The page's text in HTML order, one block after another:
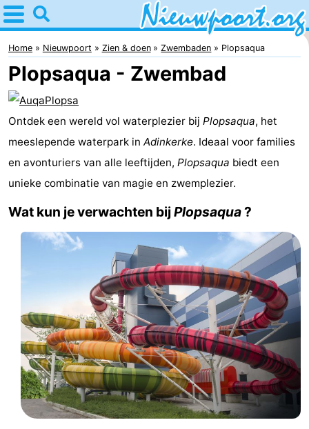
Home
Nieuwpoort
Tips
Voor
kinderen
Overnachten
Appartementen
Holiday
Nieuwpoort
Westende
breakfasts)
Hotels
Vakantiehuizen
Nieuwpoort
Home Nieuwpoort Zien & doen Zwembaden Plopsaqua
Plopsaqua - Zwembad
Ontdek een wereld vol waterplezier bij Plopsaqua, het
meeslepende waterpark in Adinkerke. Ideaal voor families
en avonturiers van alle leeftijden, Plopsaqua biedt een
unieke combinatie van magie en zwemplezier.
Wat kun je verwachten bij Plopsaqua?